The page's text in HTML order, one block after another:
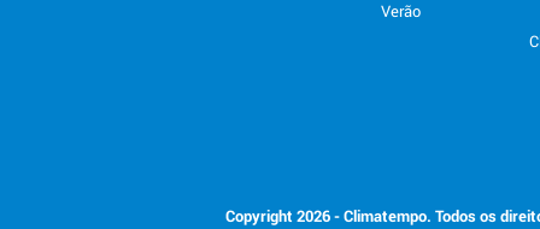
Verão
Copyright 2026 - Climatempo. Todos os